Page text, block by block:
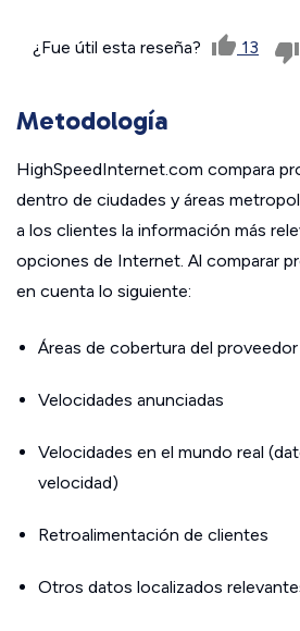
¿Fue útil esta reseña? 13
Metodología
HighSpeedInternet.com compara
dentro de ciudades y áreas
a los clientes la información más
opciones de Internet. Al comparar
en cuenta lo siguiente:
Áreas de cobertura del proveedor
Velocidades anunciadas
Velocidades en el mundo real
velocidad)
Retroalimentación de clientes
Otros datos localizados